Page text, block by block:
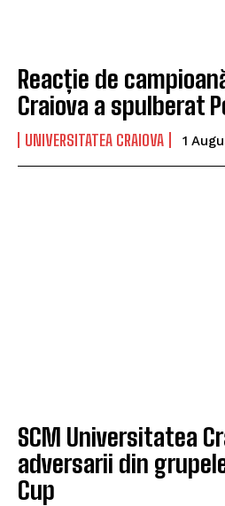
Reacție de
Craiova a spulberat
UNIVERSITATEA CRAIOVA 1
SCM Universitatea
adversarii din
Cup